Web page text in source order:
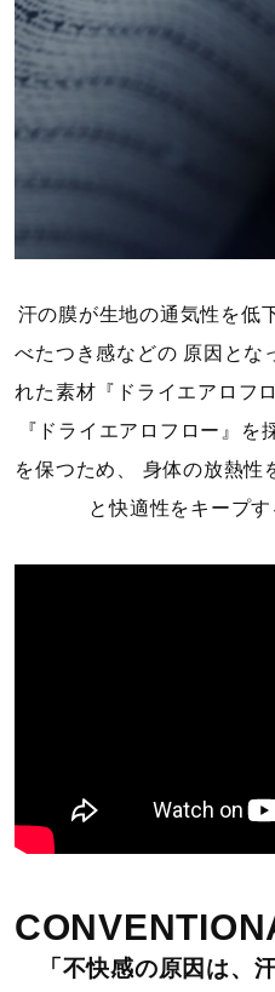
ポリエステル100％
中国製
2025年春夏
汗の膜が生地の通気性を低
べたつき感などの 原因とな
れた素材『ドライエアロフロ
『ドライエアロフロー』を
を保つため、
身体の放熱性
と快適性をキープす
「不快感の原因は、